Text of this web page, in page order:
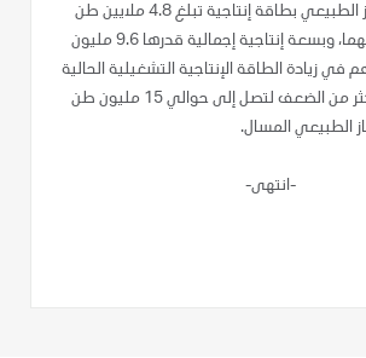
خطين لتسييل الغاز الطبيعي بطاقة إنتاجية تبلغ 4.8 ملايين طن
متري سنوياً لكلٍّ منهما، وبسعة إنتاجية إجمالية قدرها 9.6 مليون
زيادة الطاقة الإنتاجية التشغيلية الحالية
لـ"أدنوك للغاز" بأكثر من الضعف لتصل إلى حوالي 15 مليون طن
الطبيعي المسال.
-انتهى-